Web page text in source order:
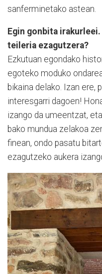
sanferminetako astean.
Egin gonbita
teileria ezagutzera?
Ezkutuan egondako
egoteko moduko
bikaina delako. Izan ere,
interesgarri dagoen!
izango da umeentzat,
bako mundua zelakoa
finean, ondo pasatu
ezagutzeko aukera